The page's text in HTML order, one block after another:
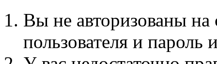
Вы не авторизованы на
пользователя и пароль